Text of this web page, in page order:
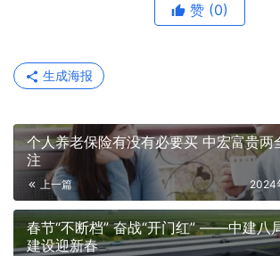
赞 (0)
生成海报
个人养老保险有没有必要买 中宏富贵两
注
上一篇 2024
春节“不断档” 奋战“开门红” ——中建八
建设迎新春